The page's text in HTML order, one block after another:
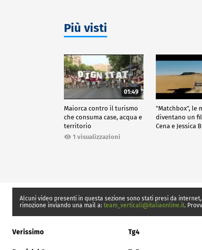
Più visti
01:49
Maiorca contro il turismo
che consuma case, acqua e
territorio
1 visualizzazioni
"Matchbox", le
diventano un
Cena e Jessica
Alcuni video presenti in questa sezione sono stati presi da
rimozione inviando una mail a: team_verticali@italiaonline.it.
Verissimo Tg4